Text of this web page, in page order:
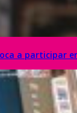
a participar